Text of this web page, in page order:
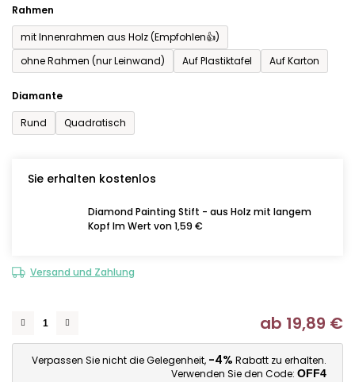
Rahmen
mit Innenrahmen aus Holz (Empfohlen👍)
ohne Rahmen (nur Leinwand)
Auf Plastiktafel Auf Karton
Diamante
Rund
Quadratisch
Sie erhalten kostenlos
Diamond Painting Stift - aus Holz mit langem
Kopf Im Wert von 1,59 €
Versand und Zahlung
ab 19,89 €
Verpassen Sie nicht die Gelegenheit, -4% Rabatt zu erhalten.
Verwenden Sie den Code: OFF4